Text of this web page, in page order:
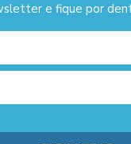
e fique por